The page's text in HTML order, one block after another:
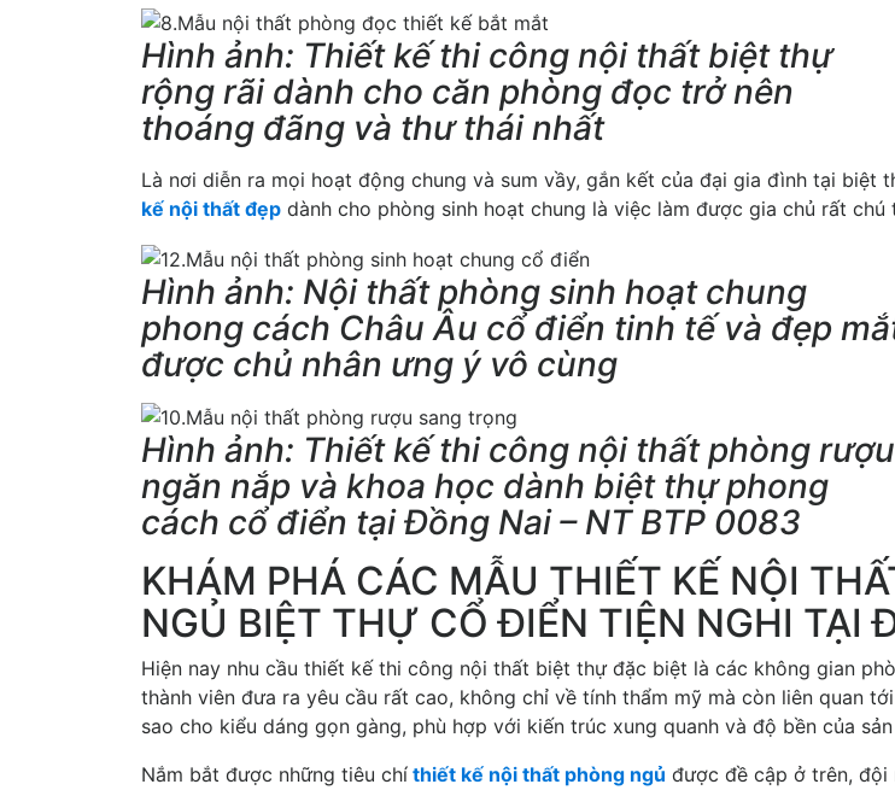
Hình ảnh: Thiết kế thi công nội thất biệt thự
rộng rãi dành cho căn phòng đọc trở nên
thoáng đãng và thư thái nhất
Là nơi diễn ra mọi hoạt động chung và sum vầy, gắn kết của đại gia đình tại biệt
kế nội thất đẹp dành cho phòng sinh hoạt chung là việc làm được gia chủ rất chú
Hình ảnh: Nội thất phòng sinh hoạt chung
phong cách Châu Âu cổ điển tinh tế và đẹp
được chủ nhân ưng ý vô cùng
Hình ảnh: Thiết kế thi công nội thất phòng rượu
ngăn nắp và khoa học dành biệt thự phong
cách cổ điển tại Đồng Nai – NT BTP 0083
KHÁM PHÁ CÁC MẪU THIẾT KẾ NỘI
NGỦ BIỆT THỰ CỔ ĐIỂN TIỆN NGHI TẠI
Hiện nay nhu cầu thiết kế thi công nội thất biệt thự đặc biệt là các không gian
thành viên đưa ra yêu cầu rất cao, không chỉ về tính thẩm mỹ mà còn liên quan
sao cho kiểu dáng gọn gàng, phù hợp với kiến trúc xung quanh và độ bền của
Nắm bắt được những tiêu chí thiết kế nội thất phòng ngủ được đề cập ở trên, đội